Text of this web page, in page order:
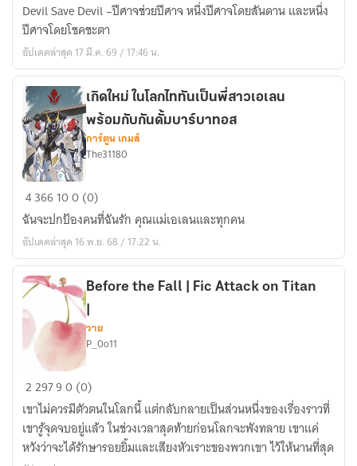
on
titan]
Save
the
Devil
(OC
X
Eren
Yeager)
[Yaoi/BL]
Devil Save Devil –ปีศาจช่วยปีศาจ หนึ่งปีศาจโดยสันดาน และหนึ่ง
ปีศาจโดยโชคชะตา
อัปเดตล่าสุด 17 มี.ค. 69 / 17:46 น.
เกิด
ใหม่
ใน
โลก
ไท
ทัน
เป็น
สาว
เลน
พร้อม
กัน
เกิดใหม่ ในโลกไททันเป็นพี่สาวเอเลน
พร้อมกับกันดั้มบาร์บาทอส
การ์ตูน เกมส์
The31180
4366100 (0)
ฉันจะปกป้องคนที่ฉันรัก คุณแม่เอเลนและทุกคน
อัปเดตล่าสุด 16 พ.ย. 68 / 17:22 น.
Before
the
Fall
|
Fic
Before the Fall | Fic Attack on Titan
วาย
P_0o11
229790 (0)
เขาไม่ควรมีตัวตนในโลกนี้ แต่กลับกลายเป็นส่วนหนึ่งของเรื่องราวที่
เขารู้จุดจบอยู่แล้ว ในช่วงเวลาสุดท้ายก่อนโลกจะพังทลาย เขาแค่
หวังว่าจะได้รักษารอยยิ้มและเสียงหัวเราะของพวกเขา ไว้ให้นานที่สุด